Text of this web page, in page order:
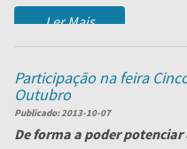
marcar presença na...
Ler Mais
Participação na feira
Outubro
Publicado:2013-10-07
De forma a poder